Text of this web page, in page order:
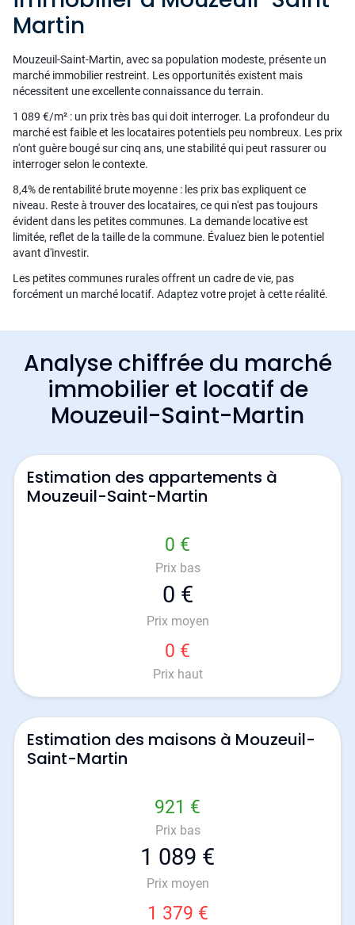
Martin
Mouzeuil-Saint-Martin, avec sa population modeste, présente un
marché immobilier restreint. Les opportunités existent mais
nécessitent une excellente connaissance du terrain.
1 089 €/m² : un prix très bas qui doit interroger. La profondeur du
marché est faible et les locataires potentiels peu nombreux. Les prix
n'ont guère bougé sur cinq ans, une stabilité qui peut rassurer ou
interroger selon le contexte.
8,4% de rentabilité brute moyenne : les prix bas expliquent ce
niveau. Reste à trouver des locataires, ce qui n'est pas toujours
évident dans les petites communes. La demande locative est
limitée, reflet de la taille de la commune. Évaluez bien le potentiel
avant d'investir.
Les petites communes rurales offrent un cadre de vie, pas
forcément un marché locatif. Adaptez votre projet à cette réalité.
Analyse chiffrée du marché
immobilier et locatif de
Mouzeuil-Saint-Martin
Estimation des appartements à
Mouzeuil-Saint-Martin
0 €
Prix bas
0 €
Prix moyen
0 €
Prix haut
Estimation des maisons à Mouzeuil-
Saint-Martin
921 €
Prix bas
1 089 €
Prix moyen
1 379 €